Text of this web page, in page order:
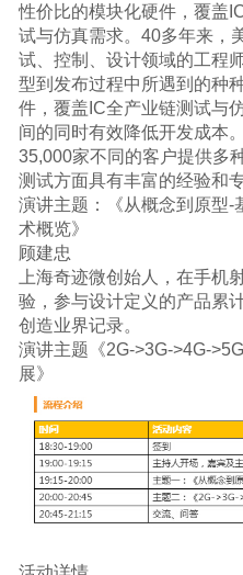
性价比的模块化硬件，覆盖
试与仿真需求。40多年来，
试、控制、设计领域的工程
型到发布过程中所遇到的种
件，覆盖IC全产业链测试与
间的同时有效降低开发成本
35,000家不同的客户提供多
测试方面具有丰富的经验和
演讲主题：《从概念到原型-
术概览》
顾建忠
上海奇迹微创始人，在手机
验，参与设计定义的产品累
创造业界记录。
演讲主题《2G->3G->4G-
展》